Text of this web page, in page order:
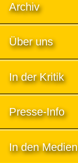
Archiv
Über uns
In der Kritik
Presse-Info
In den Medien